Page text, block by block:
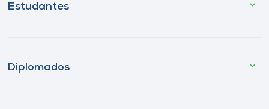
Estudantes
Diplomados